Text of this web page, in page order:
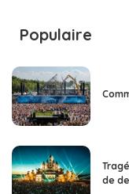
Populaire
de